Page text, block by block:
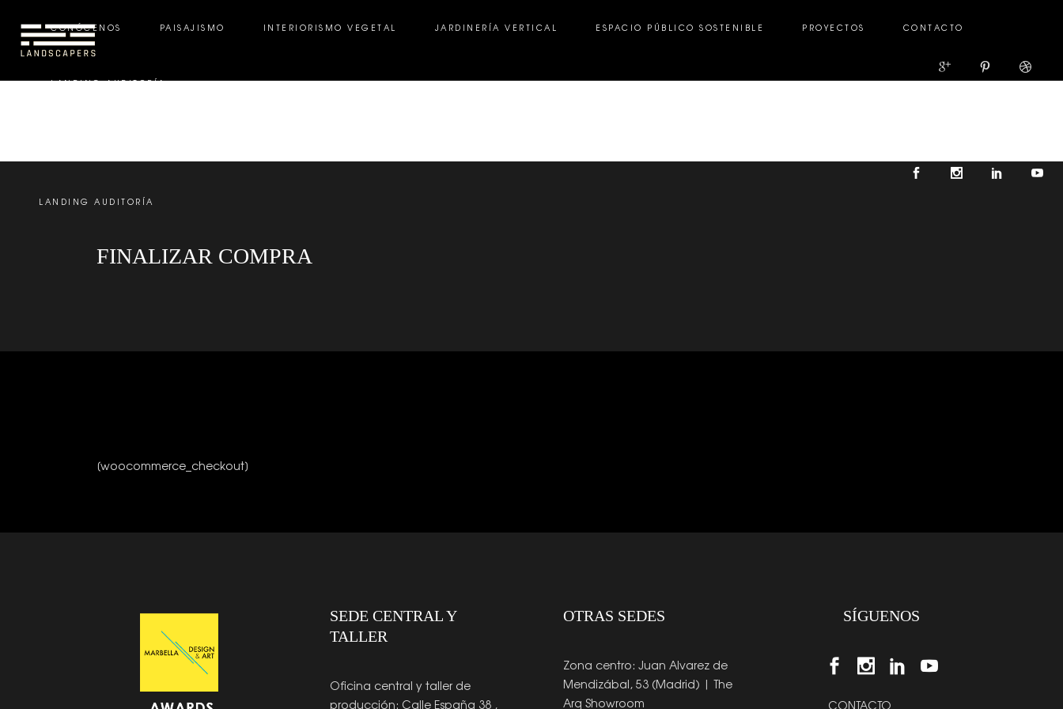
LANDING AUDITORÍA
CONÓCENOS PAISAJISMO INTERIORISMO VEGETAL JARDINERÍA VERTICAL ESPACIO PÚBLICO SOSTENIBLE PROYECTOS CONTACTO
LANDING AUDITORÍA
FINALIZAR COMPRA
[woocommerce_checkout]
SEDE CENTRAL Y
TALLER
Oficina central y taller de
producción: Calle España 38 ,
OTRAS SEDES
Zona centro: Juan Alvarez de
Mendizábal, 53 (Madrid) | The
Arq Showroom
SÍGUENOS
CONTACTO